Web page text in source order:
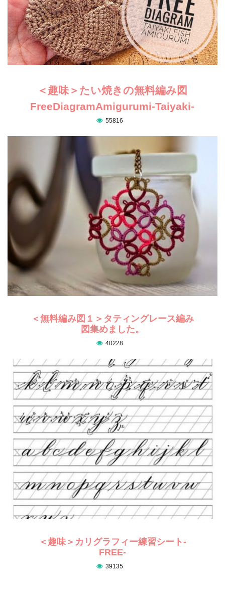
＜趣味＞たい焼きの無料編み図
FreeDiagramAmigurumi-Taiyaki-
55816
＜無料編み図１＞タティングレース編み
図集めました。
40228
＜趣味＞カリグラフィー練習シート-
FREE-
39135